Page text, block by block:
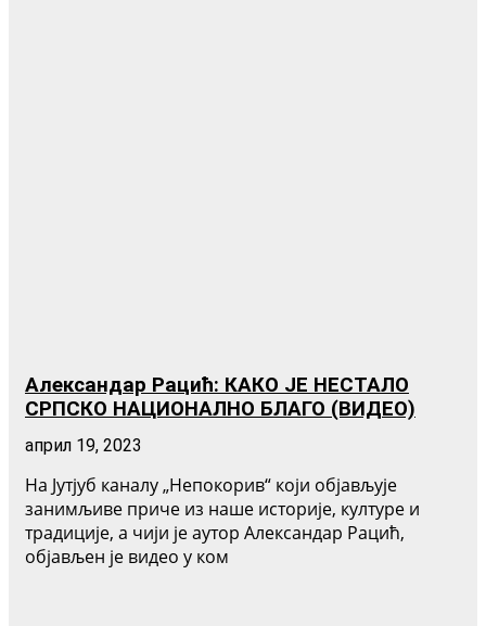
Александар Рацић: КАКО ЈЕ НЕСТАЛО
СРПСКО НАЦИОНАЛНО БЛАГО (ВИДЕО)
април 19, 2023
На Јутјуб каналу „Непокорив“ који објављује
занимљиве приче из наше историје, културе и
традиције, а чији је аутор Александар Рацић,
објављен је видео у ком